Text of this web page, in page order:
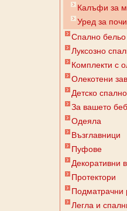
Калъфи за
Уред за
Спално бельо
Луксозно
Комплекти с
Олекотени
Детско
За вашето
Одеяла
Възглавници
Пуфове
Декоративни
Протектори
Подматрачни
Легла и